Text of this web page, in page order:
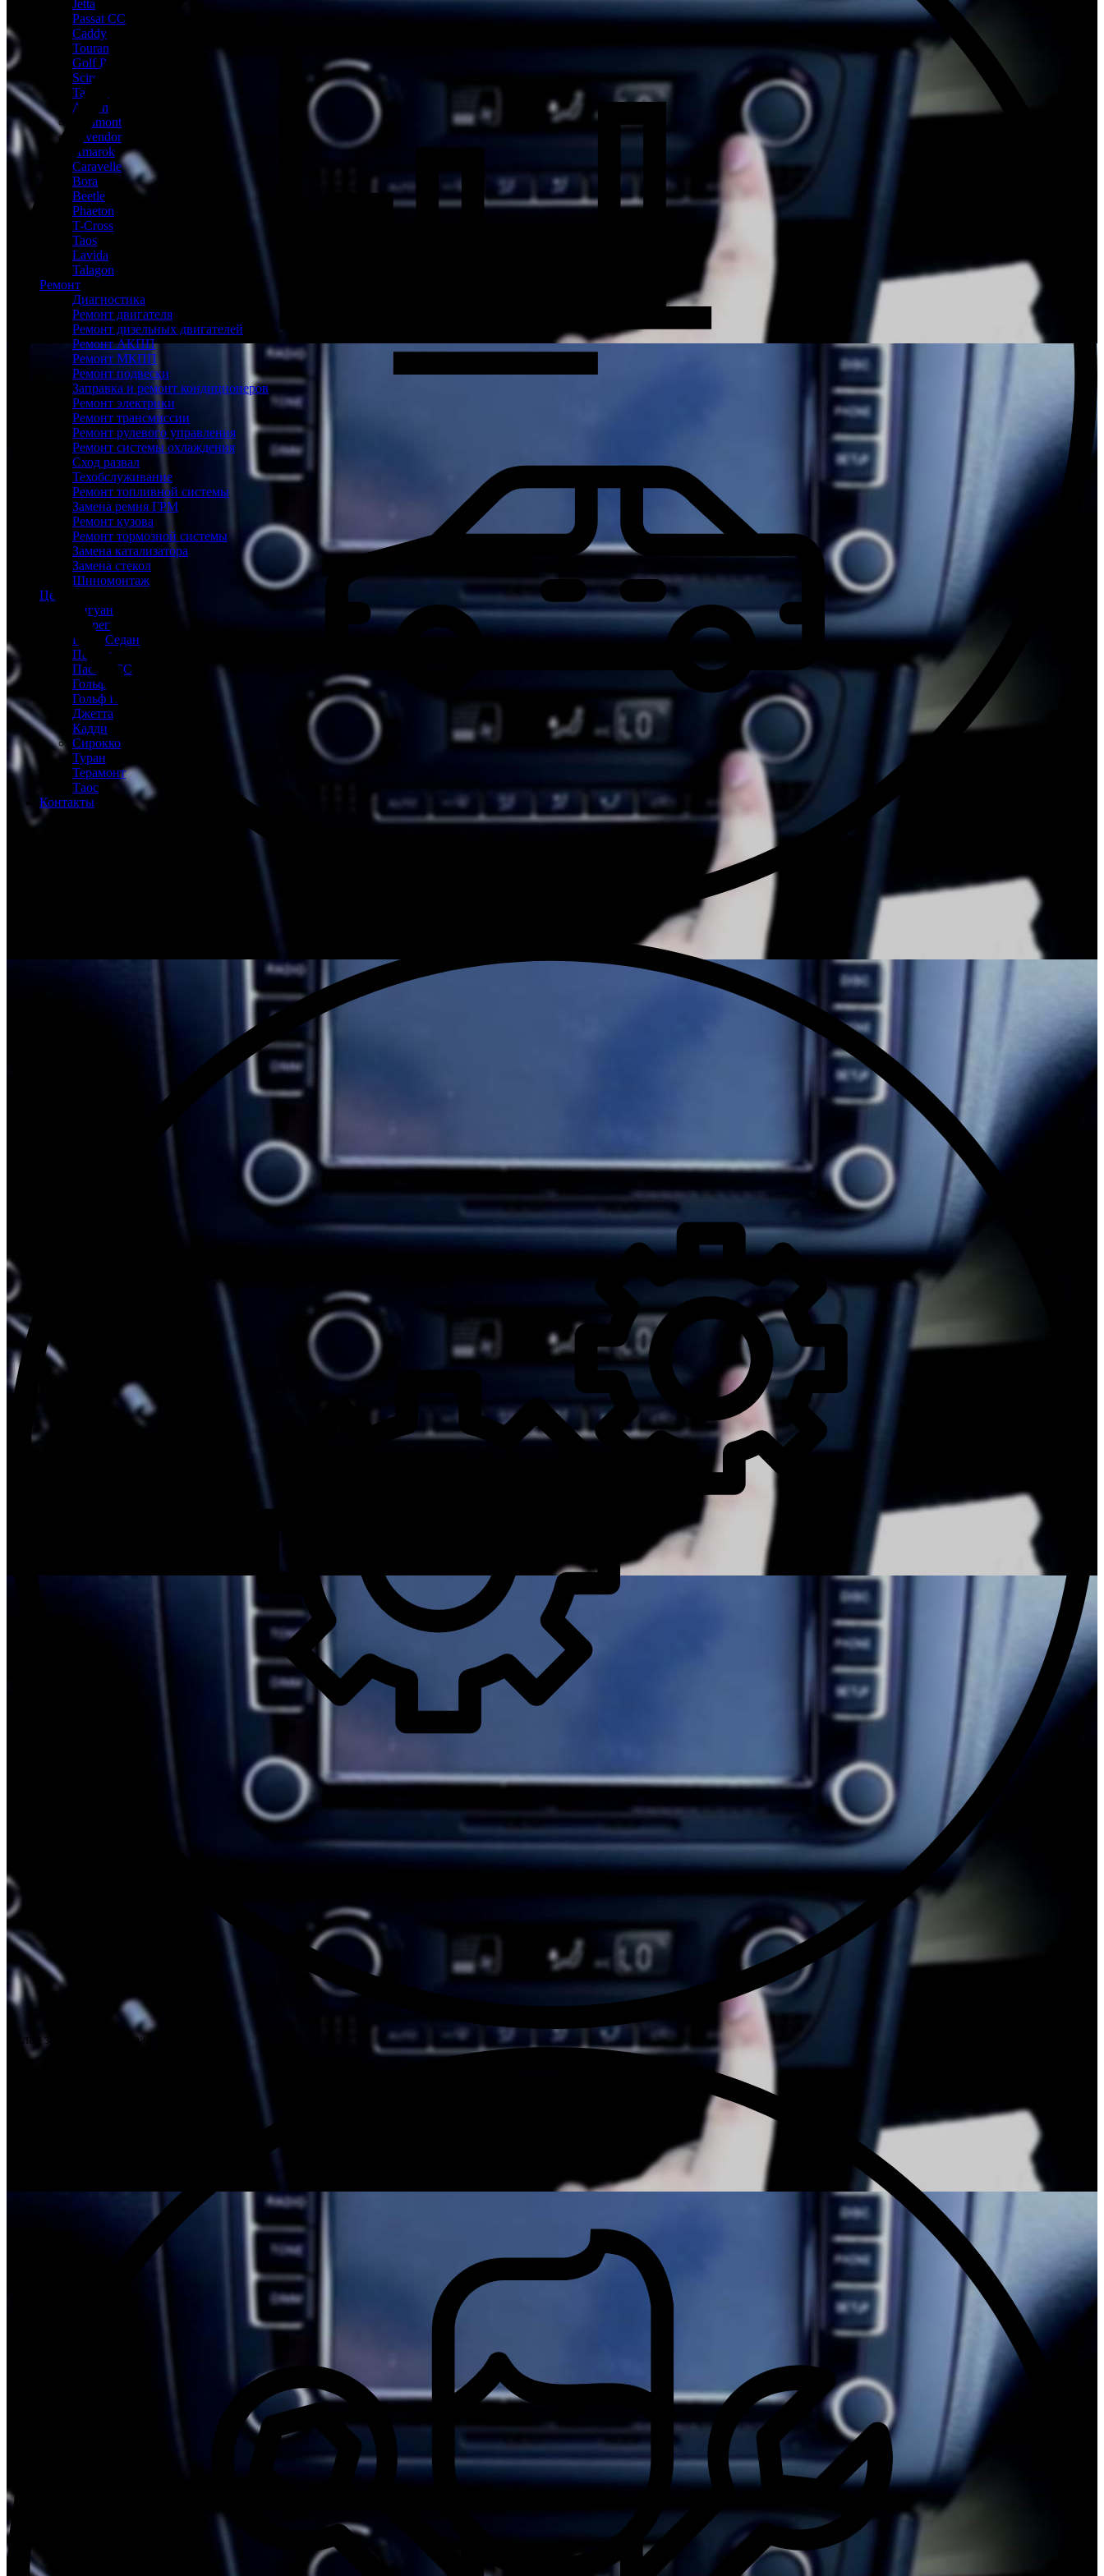
Jetta
Passat CC
Caddy
Touran
Golf Plus
Scirocco
Tayron
Arteon
Teramont
Tavendor
Amarok
Caravelle
Bora
Beetle
Phaeton
T-Cross
Taos
Lavida
Talagon
Ремонт
Диагностика
Ремонт двигателя
Ремонт дизельных двигателей
Ремонт АКПП
Ремонт МКПП
Ремонт подвески
Заправка и ремонт кондиционеров
Ремонт электрики
Ремонт трансмиссии
Ремонт рулевого управления
Ремонт системы охлаждения
Сход развал
Техобслуживание
Ремонт топливной системы
Замена ремня ГРМ
Ремонт кузова
Ремонт тормозной системы
Замена катализатора
Замена стекол
Шиномонтаж
Цены
Тигуан
Туарег
Поло Седан
Пассат
Пассат СС
Гольф
Гольф Плюс
Джетта
Кадди
Сирокко
Туран
Терамонт
Таос
Контакты
Склад запчастей при каждом техцентре